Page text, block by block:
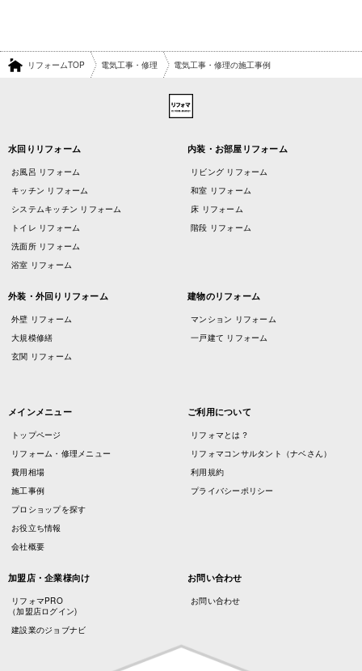
リフォームTOP 電気工事・修理 電気工事・修理の施工事例
水回りリフォーム
お風呂 リフォーム
キッチン リフォーム
システムキッチン リフォーム
トイレ リフォーム
洗面所 リフォーム
浴室 リフォーム
内装・お部屋リフォーム
リビング リフォーム
和室 リフォーム
床 リフォーム
階段 リフォーム
外装・外回りリフォーム
外壁 リフォーム
大規模修繕
玄関 リフォーム
建物のリフォーム
マンション リフォーム
一戸建て リフォーム
メインメニュー
トップページ
リフォーム・修理メニュー
費用相場
施工事例
プロショップを探す
お役立ち情報
会社概要
ご利用について
リフォマとは？
リフォマコンサルタント（ナベさん）
利用規約
プライバシーポリシー
加盟店・企業様向け
リフォマPRO
（加盟店ログイン)
建設業のジョブナビ
お問い合わせ
お問い合わせ